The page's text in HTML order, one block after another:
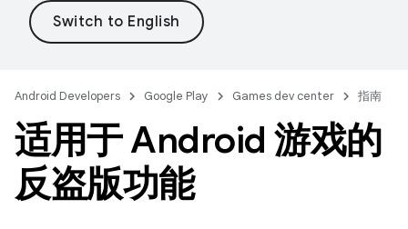
Android Developers Google Play Games dev center 指南
适用于 Android 游戏的
反盗版功能